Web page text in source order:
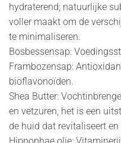
hydraterend; natuurlijke
voller maakt om de
te minimaliseren.
Bosbessensap:
Frambozensap:
bioflavonoïden.
Shea Butter:
en vetzuren, het is een
de huid dat revitaliseert en
Hippophae olie: